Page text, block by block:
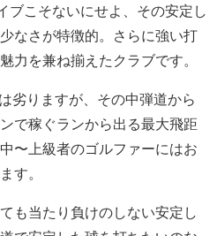
ブこそないにせよ、その安定し
なさが特徴的。さらに強い打
力を兼ね揃えたクラブです。
劣りますが、その中弾道から
で稼ぐランから出る最大飛距
〜上級者のゴルファーにはお
す。
も当たり負けのしない安定し